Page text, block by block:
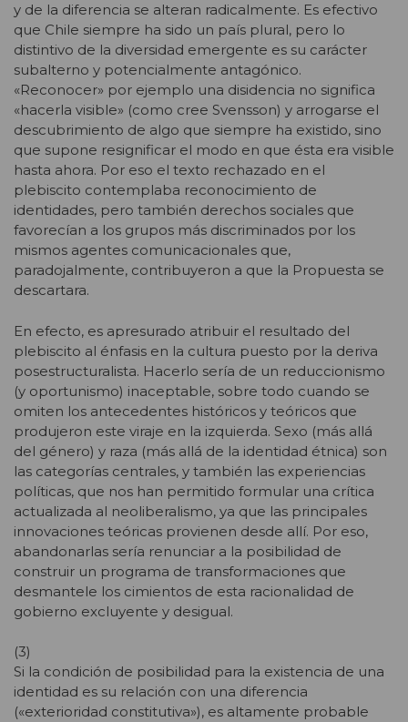
y de la diferencia se alteran radicalmente. Es efectivo
que Chile siempre ha sido un país plural, pero lo
distintivo de la diversidad emergente es su carácter
subalterno y potencialmente antagónico.
«Reconocer» por ejemplo una disidencia no significa
«hacerla visible» (como cree Svensson) y arrogarse el
descubrimiento de algo que siempre ha existido, sino
que supone resignificar el modo en que ésta era visible
hasta ahora. Por eso el texto rechazado en el
plebiscito contemplaba reconocimiento de
identidades, pero también derechos sociales que
favorecían a los grupos más discriminados por los
mismos agentes comunicacionales que,
paradojalmente, contribuyeron a que la Propuesta se
descartara.
En efecto, es apresurado atribuir el resultado del
plebiscito al énfasis en la cultura puesto por la deriva
posestructuralista. Hacerlo sería de un reduccionismo
(y oportunismo) inaceptable, sobre todo cuando se
omiten los antecedentes históricos y teóricos que
produjeron este viraje en la izquierda. Sexo (más allá
del género) y raza (más allá de la identidad étnica) son
las categorías centrales, y también las experiencias
políticas, que nos han permitido formular una crítica
actualizada al neoliberalismo, ya que las principales
innovaciones teóricas provienen desde allí. Por eso,
abandonarlas sería renunciar a la posibilidad de
construir un programa de transformaciones que
desmantele los cimientos de esta racionalidad de
gobierno excluyente y desigual.
(3)
Si la condición de posibilidad para la existencia de una
identidad es su relación con una diferencia
(«exterioridad constitutiva»), es altamente probable